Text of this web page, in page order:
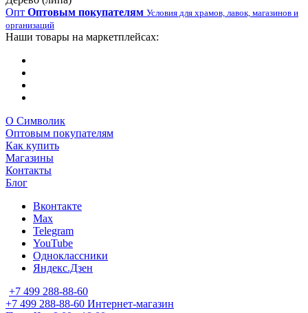
Опт Оптовым покупателям Условия для храмов, лавок, магазинов и
организаций
Наши товары на маркетплейсах:
О Символик
Оптовым покупателям
Как купить
Магазины
Контакты
Блог
Вконтакте
Max
Telegram
YouTube
Одноклассники
Яндекс.Дзен
+7 499 288-88-60
+7 499 288-88-60 Интернет-магазин